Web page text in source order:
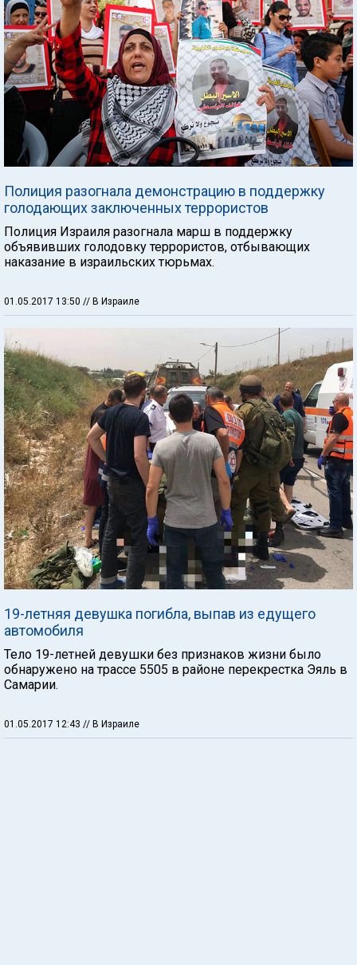
Полиция разогнала демонстрацию в поддержку
голодающих заключенных террористов
Полиция Израиля разогнала марш в поддержку
объявивших голодовку террористов, отбывающих
наказание в израильских тюрьмах.
01.05.2017 13:50 // В Израиле
19-летняя девушка погибла, выпав из едущего
автомобиля
Тело 19-летней девушки без признаков жизни было
обнаружено на трассе 5505 в районе перекрестка Эяль в
Самарии.
01.05.2017 12:43 // В Израиле